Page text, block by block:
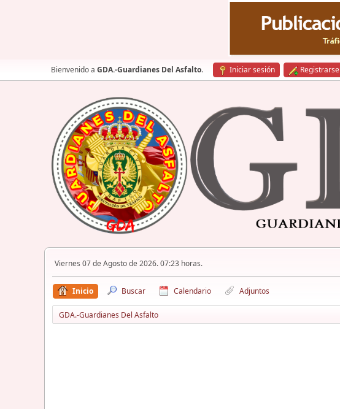
Bienvenido a GDA.-Guardianes Del Asfalto. Iniciar sesión Registrarse
Viernes 07 de Agosto de 2026. 07:23 horas.
Inicio Buscar Calendario Adjuntos
GDA.-Guardianes Del Asfalto